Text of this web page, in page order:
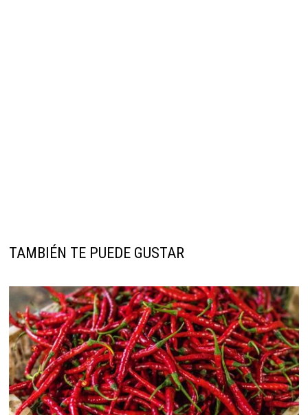
TAMBIÉN TE PUEDE GUSTAR